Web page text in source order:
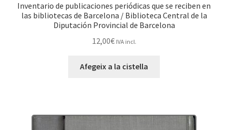
Inventario de publicaciones periódicas que se reciben en
las bibliotecas de Barcelona / Biblioteca Central de la
Diputación Provincial de Barcelona
12,00€ IVA incl.
Afegeix a la cistella